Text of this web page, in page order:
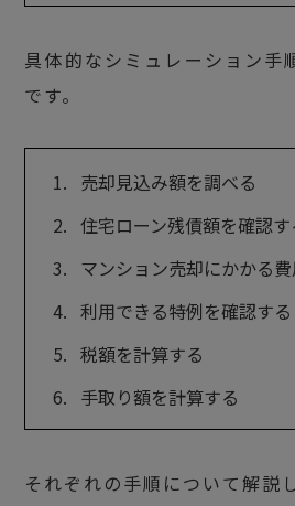
具体的なシミュレーション手
です。
売却見込み額を調べる
住宅ローン残債額を確認す
マンション売却にかかる
利用できる特例を確認する
税額を計算する
手取り額を計算する
それぞれの手順について解説